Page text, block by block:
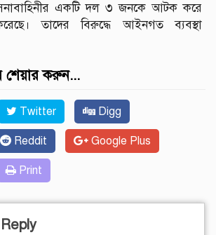
একটি দল ৩ জনকে আটক করে
তাদের বিরুদ্ধে আইনগত ব্যবস্থা
শেয়ার করুন...
Twitter Digg
Reddit Google Plus
Print